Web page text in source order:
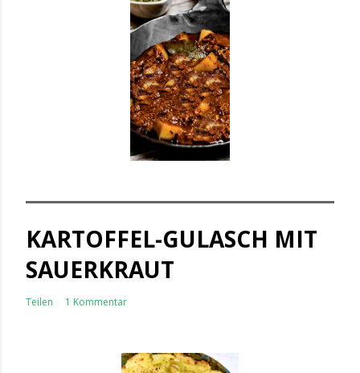
KARTOFFEL-GULASCH MIT
SAUERKRAUT
Teilen 1 Kommentar